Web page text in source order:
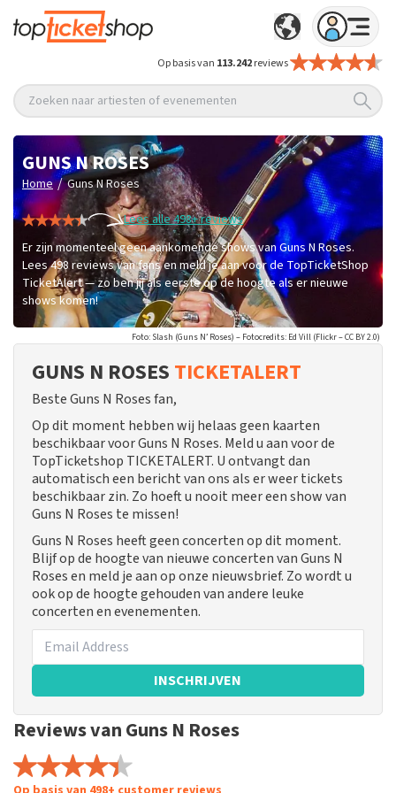
Op basis van 113.242reviews
Zoeken naar artiesten of evenementen
GUNS N ROSES
Home / Guns N Roses
Lees alle 498+ reviews
Er zijn momenteel geen aankomende shows van Guns N Roses.
Lees 498 reviews van fans en meld je aan voor de TopTicketShop
TicketAlert — zo ben jij als eerste op de hoogte als er nieuwe
shows komen!
Foto: Slash (Guns N’ Roses) – Fotocredits: Ed Vill (Flickr – CC BY 2.0)
GUNS N ROSES TICKETALERT
Beste Guns N Roses fan,
Op dit moment hebben wij helaas geen kaarten
beschikbaar voor Guns N Roses. Meld u aan voor de
TopTicketshop TICKETALERT. U ontvangt dan
automatisch een bericht van ons als er weer tickets
beschikbaar zin. Zo hoeft u nooit meer een show van
Guns N Roses te missen!
Guns N Roses heeft geen concerten op dit moment.
Blijf op de hoogte van nieuwe concerten van Guns N
Roses en meld je aan op onze nieuwsbrief. Zo wordt u
ook op de hoogte gehouden van andere leuke
concerten en evenementen.
INSCHRIJVEN
Reviews van Guns N Roses